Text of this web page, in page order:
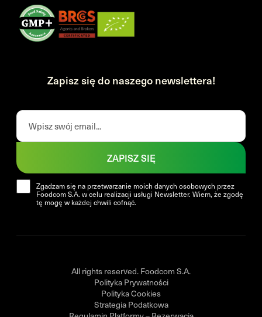
Zapisz się do naszego newslettera!
Zgadzam się na przetwarzanie moich danych osobowych przez
Foodcom S.A. w celu realizacji usługi Newsletter. Wiem, że zgodę
tę mogę w każdej chwili cofnąć.
ZAPISZ SIĘ
All rights reserved. Foodcom S.A.
Polityka Prywatności
Polityka Cookies
Strategia Podatkowa